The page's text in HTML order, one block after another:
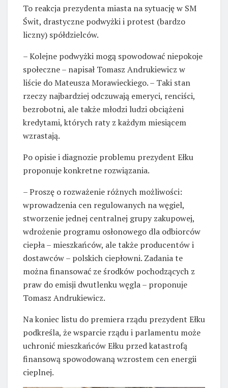
To reakcja prezydenta miasta na sytuację w SM
Świt, drastyczne podwyżki i protest (bardzo
liczny) spółdzielców.
– Kolejne podwyżki mogą spowodować niepokoje
społeczne – napisał Tomasz Andrukiewicz w
liście do Mateusza Morawieckiego. – Taki stan
rzeczy najbardziej odczuwają emeryci, renciści,
bezrobotni, ale także młodzi ludzi obciążeni
kredytami, których raty z każdym miesiącem
wzrastają.
Po opisie i diagnozie problemu prezydent Ełku
proponuje konkretne rozwiązania.
– Proszę o rozważenie różnych możliwości:
wprowadzenia cen regulowanych na węgiel,
stworzenie jednej centralnej grupy zakupowej,
wdrożenie programu osłonowego dla odbiorców
ciepła – mieszkańców, ale także producentów i
dostawców – polskich ciepłowni. Zadania te
można finansować ze środków pochodzących z
praw do emisji dwutlenku węgla – proponuje
Tomasz Andrukiewicz.
Na koniec listu do premiera rządu prezydent Ełku
podkreśla, że wsparcie rządu i parlamentu może
uchronić mieszkańców Ełku przed katastrofą
finansową spowodowaną wzrostem cen energii
cieplnej.